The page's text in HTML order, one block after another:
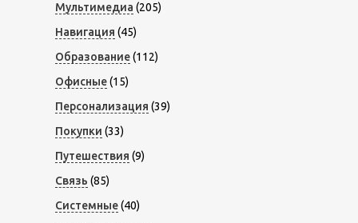
Мультимедиа (205)
Навигация (45)
Образование(112)
Офисные(15)
Персонализация (39)
Покупки (33)
Путешествия (9)
Связь (85)
Системные(40)